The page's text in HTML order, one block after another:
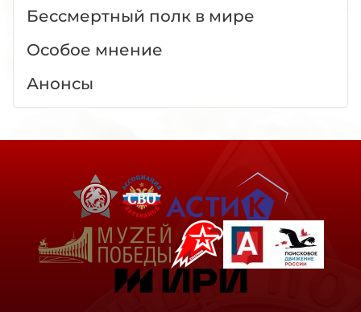
Бессмертный полк в мире
Особое мнение
Анонсы